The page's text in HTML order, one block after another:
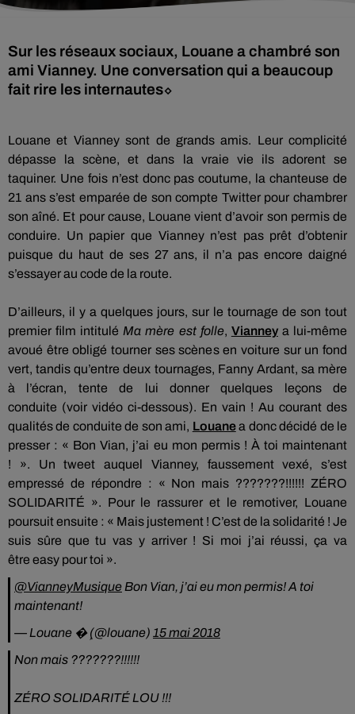
Sur les réseaux sociaux, Louane a chambré son
ami Vianney. Une conversation qui a beaucoup
fait rire les internautes⬦
Louane et Vianney sont de grands amis. Leur complicité
dépasse la scène, et dans la vraie vie ils adorent se
taquiner. Une fois n’est donc pas coutume, la chanteuse de
21 ans s’est emparée de son compte Twitter pour chambrer
son aîné. Et pour cause, Louane vient d’avoir son permis de
conduire. Un papier que Vianney n’est pas prêt d’obtenir
puisque du haut de ses 27 ans, il n’a pas encore daigné
s’essayer au code de la route.
D’ailleurs, il y a quelques jours, sur le tournage de son tout
premier film intitulé Ma mère est folle, Vianneya lui-même
avoué être obligé tourner ses scènes en voiture sur un fond
vert, tandis qu’entre deux tournages, Fanny Ardant, sa mère
à l’écran, tente de lui donner quelques leçons de
conduite (voir vidéo ci-dessous). En vain ! Au courant des
qualités de conduite de son ami, Louanea donc décidé de le
presser : « Bon Vian, j’ai eu mon permis ! À toi maintenant
!
».
Un tweet auquel Vianney, faussement vexé, s’est
empressé de répondre :
« Non mais ???????!!!!!! ZÉRO
SOLIDARITÉ ». Pour le rassurer et le remotiver, Louane
poursuit ensuite : « Mais justement ! C’est de la solidarité ! Je
suis sûre que tu vas y arriver ! Si moi j’ai réussi, ça va
être easy pour toi ».
@VianneyMusique Bon Vian, j’ai eu mon permis! A toi
maintenant!
— Louane �ܾ (@louane) 15 mai 2018
Non mais ???????!!!!!!
ZÉRO SOLIDARITÉ LOU !!!